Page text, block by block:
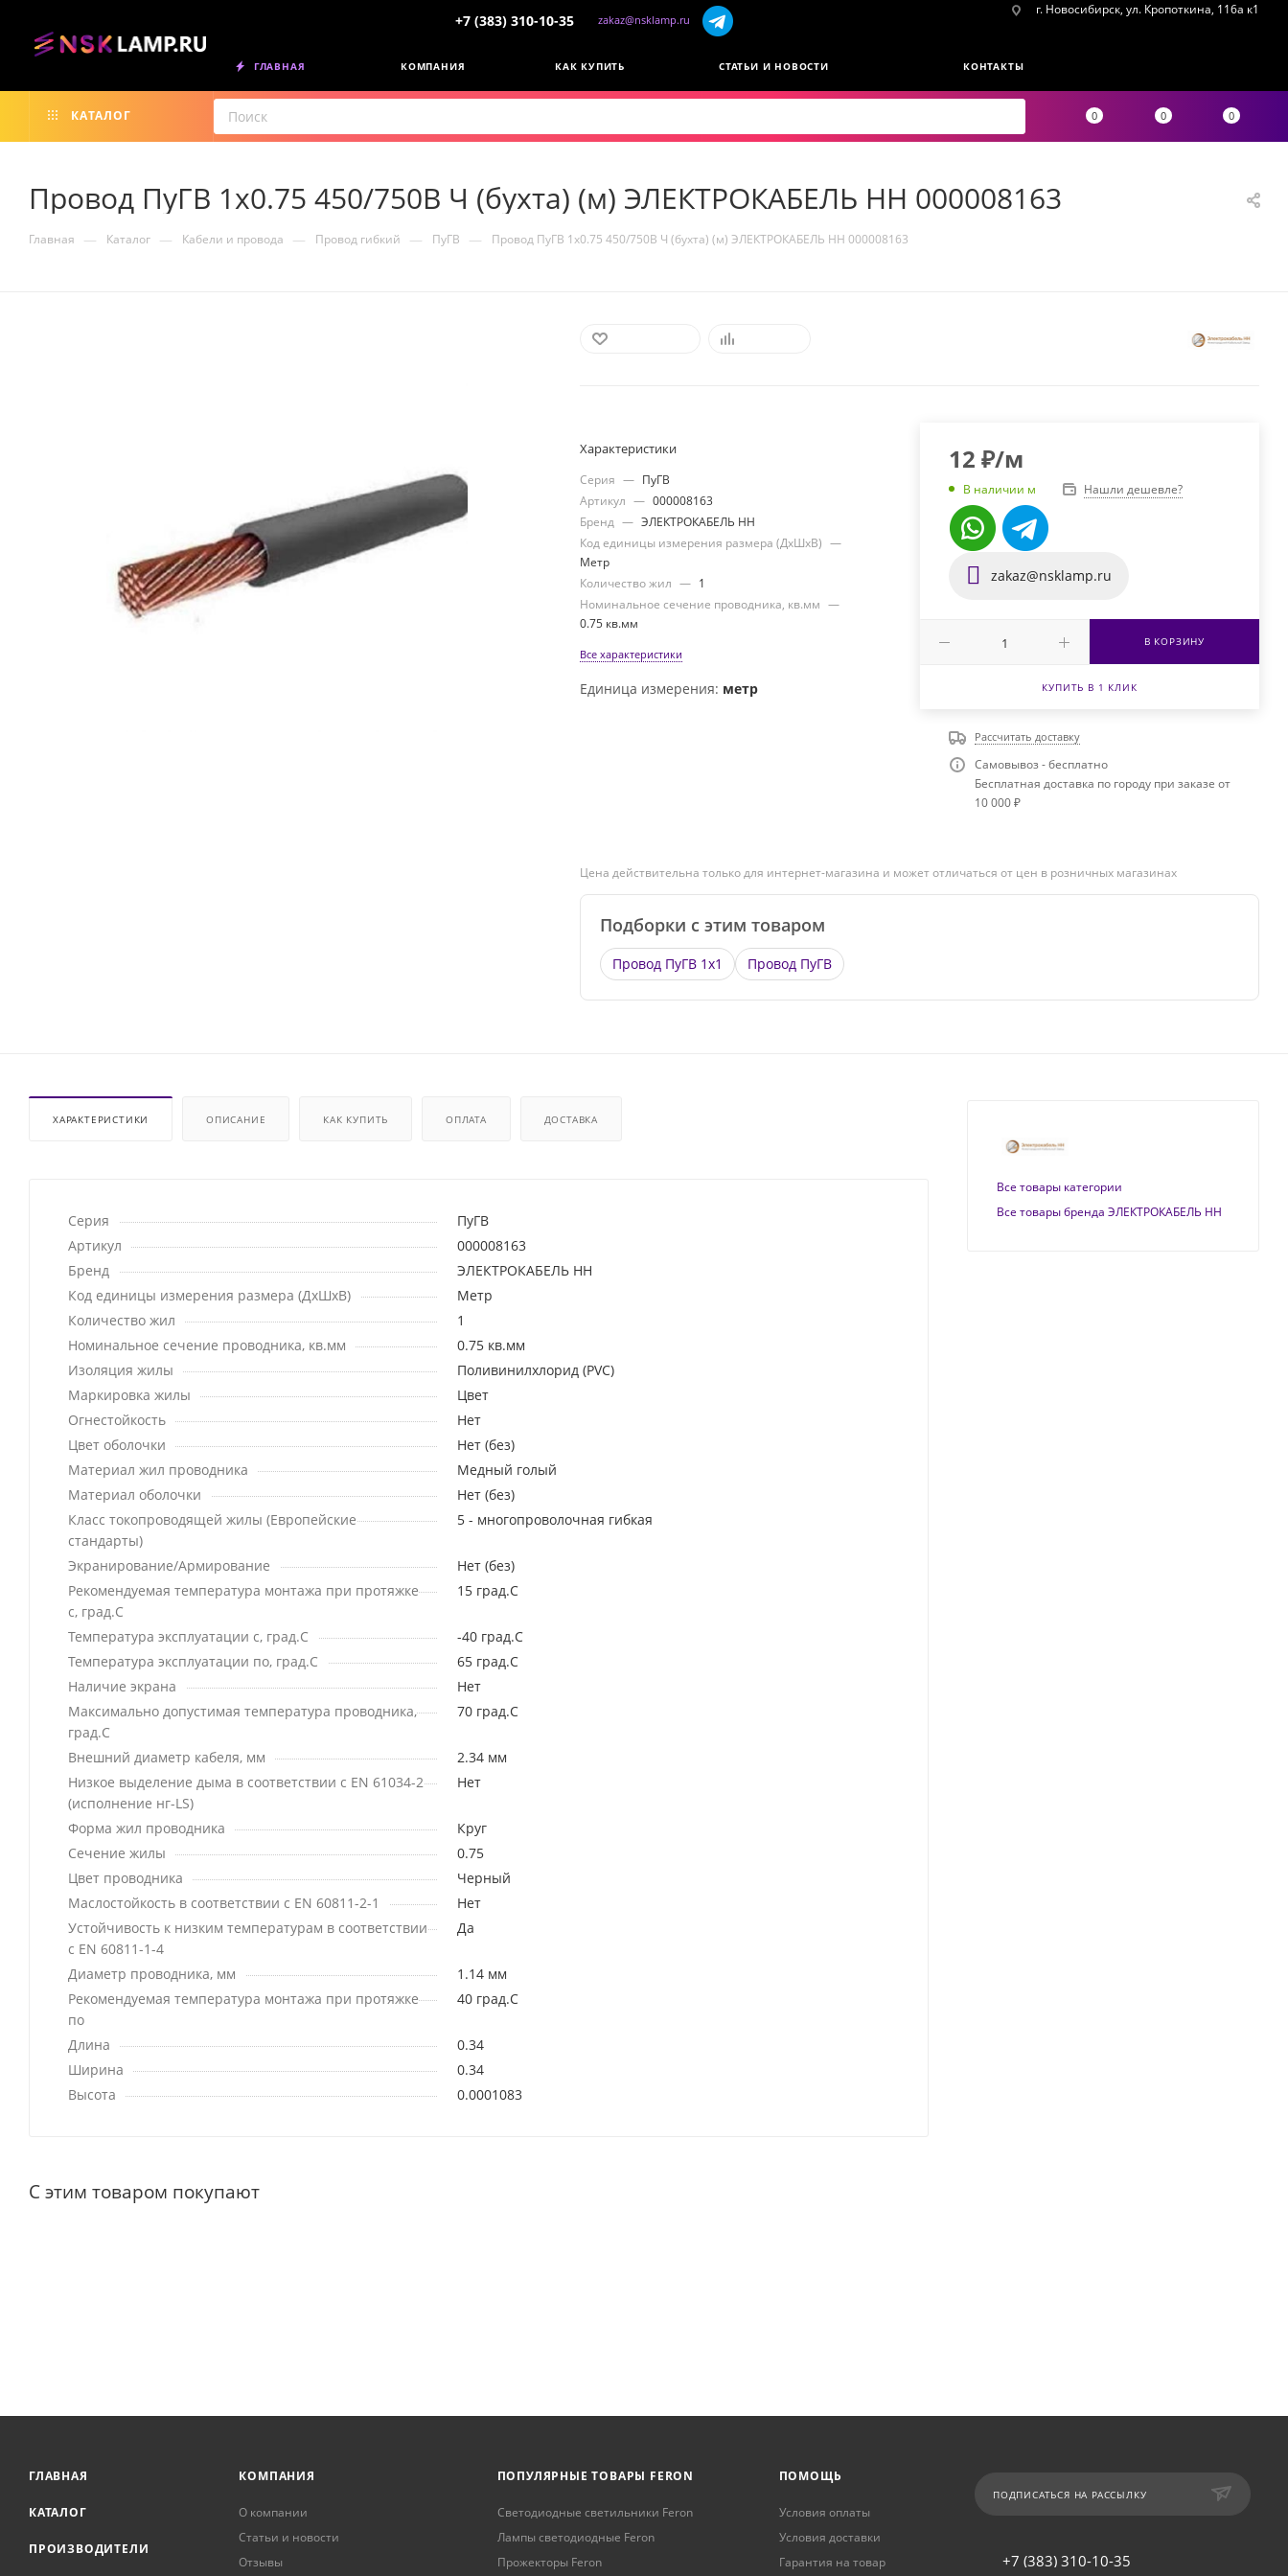
+7 (383) 310-10-35 zakaz@nsklamp.ru
г. Новосибирск, ул. Кропоткина, 116а к1
ГЛАВНАЯ КОМПАНИЯ КАК КУПИТЬ СТАТЬИ И НОВОСТИ КОНТАКТЫ
0 0 0
КАТАЛОГ
Провод ПуГВ 1х0.75 450/750В Ч (бухта) (м) ЭЛЕКТРОКАБЕЛЬ НН 000008163
Главная — Каталог — Кабели и провода — Провод гибкий — ПуГВ — Провод ПуГВ 1х0.75 450/750В Ч (бухта) (м) ЭЛЕКТРОКАБЕЛЬ НН 000008163
Характеристики
Серия — ПуГВ
Артикул — 000008163
Бренд — ЭЛЕКТРОКАБЕЛЬ НН
Код единицы измерения размера (ДхШхВ) —
Метр
Количество жил — 1
Номинальное сечение проводника, кв.мм —
0.75 кв.мм
Все характеристики
Единица измерения: метр
12 ₽/м
В наличии м Нашли дешевле?
zakaz@nsklamp.ru
В КОРЗИНУ
КУПИТЬ В 1 КЛИК
Рассчитать доставку
Самовывоз - бесплатно
Бесплатная доставка по городу при заказе от
10 000 ₽
Цена действительна только для интернет-магазина и может отличаться от цен в розничных магазинах
Подборки с этим товаром
Провод ПуГВ 1х1 Провод ПуГВ
ХАРАКТЕРИСТИКИ ОПИСАНИЕ КАК КУПИТЬ ОПЛАТА ДОСТАВКА
Серия
ПуГВ
Артикул
000008163
Бренд
ЭЛЕКТРОКАБЕЛЬ НН
Код единицы измерения размера (ДхШхВ)
Метр
Количество жил
1
Номинальное сечение проводника, кв.мм
0.75 кв.мм
Изоляция жилы
Поливинилхлорид (PVC)
Маркировка жилы
Цвет
Огнестойкость
Нет
Цвет оболочки
Нет (без)
Материал жил проводника
Медный голый
Материал оболочки
Нет (без)
Класс токопроводящей жилы (Европейские
стандарты)
5 - многопроволочная гибкая
Экранирование/Армирование
Нет (без)
Рекомендуемая температура монтажа при протяжке
с, град.C
15 град.C
Температура эксплуатации с, град.C
-40 град.C
Температура эксплуатации по, град.C
65 град.C
Наличие экрана
Нет
Максимально допустимая температура проводника,
град.C
70 град.C
Внешний диаметр кабеля, мм
2.34 мм
Низкое выделение дыма в соответствии с EN 61034-2
(исполнение нг-LS)
Нет
Форма жил проводника
Круг
Сечение жилы
0.75
Цвет проводника
Черный
Маслостойкость в соответствии с EN 60811-2-1
Нет
Устойчивость к низким температурам в соответствии
с EN 60811-1-4
Да
Диаметр проводника, мм
1.14 мм
Рекомендуемая температура монтажа при протяжке
по
40 град.C
Длина
0.34
Ширина
0.34
Высота
0.0001083
С этим товаром покупают
Все товары категории
Все товары бренда ЭЛЕКТРОКАБЕЛЬ НН
ГЛАВНАЯ
КАТАЛОГ
ПРОИЗВОДИТЕЛИ
КОМПАНИЯ
О компании
Статьи и новости
Отзывы
ПОПУЛЯРНЫЕ ТОВАРЫ FERON
Светодиодные светильники Feron
Лампы светодиодные Feron
Прожекторы Feron
ПОМОЩЬ
Условия оплаты
Условия доставки
Гарантия на товар
ПОДПИСАТЬСЯ НА РАССЫЛКУ
+7 (383) 310-10-35